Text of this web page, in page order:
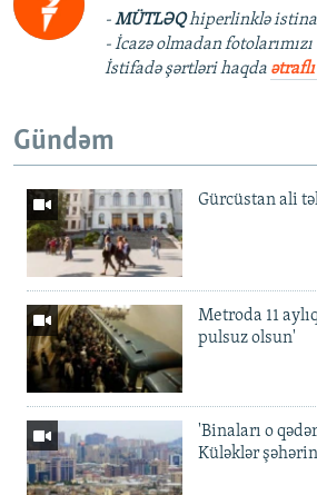
-MÜTLƏQhiperlinklə
- İcazə olmadan
İstifadə şərtləri haqda
Gündəm
Gürcüstan ali
Metroda 11
pulsuz olsun'
'Binaları o
Küləklər